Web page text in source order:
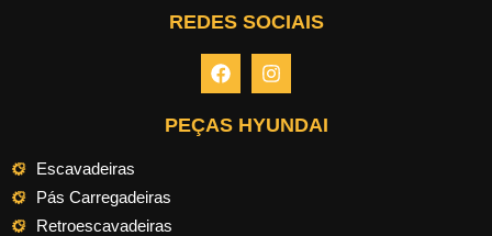
REDES SOCIAIS
PEÇAS HYUNDAI
Escavadeiras
Pás Carregadeiras
Retroescavadeiras